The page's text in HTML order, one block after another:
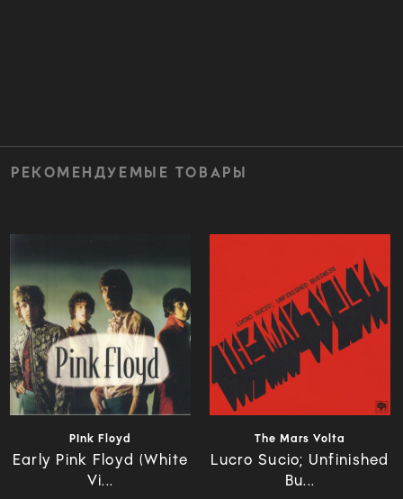
РЕКОМЕНДУЕМЫЕ ТОВАРЫ
PInk Floyd
Early Pink Floyd (White
Vi...
The Mars Volta
Lucro Sucio; Unfinished
Bu...